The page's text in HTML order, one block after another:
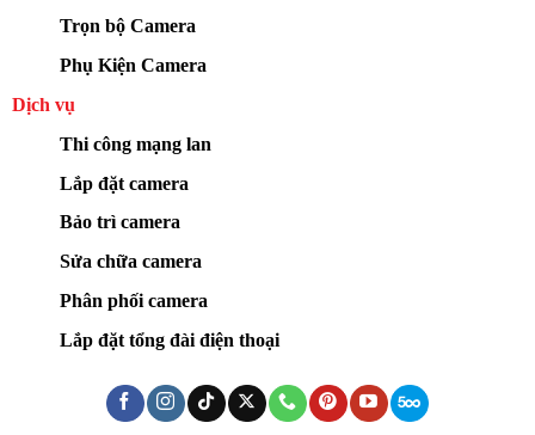
Trọn bộ Camera
Phụ Kiện Camera
Dịch vụ
Thi công mạng lan
Lắp đặt camera
Bảo trì camera
Sửa chữa camera
Phân phối camera
Lắp đặt tổng đài điện thoại